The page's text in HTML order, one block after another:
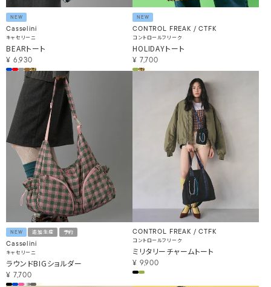
NEW
Casselini
キャセリーニ
BEARトート
¥ 6,930
NEW
CONTROL FREAK / CTFK
コントロールフリーク
HOLIDAYトート
¥ 7,700
NEW 追加生産 予約
Casselini
キャセリーニ
ラウンドBIGショルダー
¥ 7,700
CONTROL FREAK / CTFK
コントロールフリーク
ミリタリーチャームトート
¥ 9,900